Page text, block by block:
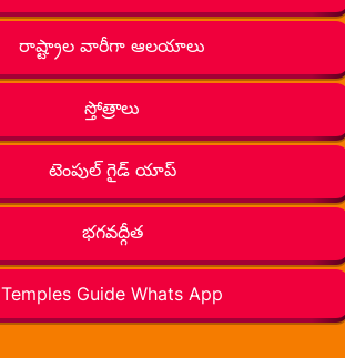
రాష్ట్రాల వారీగా ఆలయాలు
స్తోత్రాలు
టెంపుల్ గైడ్ యాప్
భగవద్గీత
Temples Guide Whats App